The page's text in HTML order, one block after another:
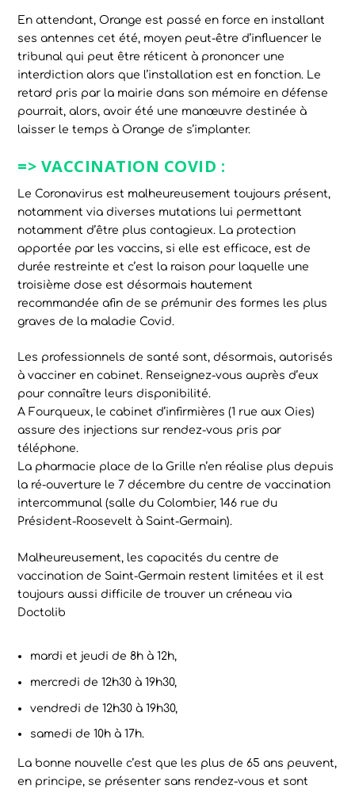
En attendant, Orange est passé en force en installant
ses antennes cet été, moyen peut-être d’influencer le
tribunal qui peut être réticent à prononcer une
interdiction alors que l’installation est en fonction. Le
retard pris par la mairie dans son mémoire en défense
pourrait, alors, avoir été une manœuvre destinée à
laisser le temps à Orange de s’implanter.
=> VACCINATION COVID :
Le Coronavirus est malheureusement toujours présent,
notamment via diverses mutations lui permettant
notamment d’être plus contagieux. La protection
apportée par les vaccins, si elle est efficace, est de
durée restreinte et c’est la raison pour laquelle une
troisième dose est désormais hautement
recommandée afin de se prémunir des formes les plus
graves de la maladie Covid.
Les professionnels de santé sont, désormais, autorisés
à vacciner en cabinet. Renseignez-vous auprès d’eux
pour connaître leurs disponibilité.
A Fourqueux, le cabinet d’infirmières (1 rue aux Oies)
assure des injections sur rendez-vous pris par
téléphone.
La pharmacie place de la Grille n’en réalise plus depuis
la ré-ouverture le 7 décembre du centre de vaccination
intercommunal (salle du Colombier, 146 rue du
Président-Roosevelt à Saint-Germain).
Malheureusement, les capacités du centre de
vaccination de Saint-Germain restent limitées et il est
toujours aussi difficile de trouver un créneau via
Doctolib
mardi et jeudi de 8h à 12h,
mercredi de 12h30 à 19h30,
vendredi de 12h30 à 19h30,
samedi de 10h à 17h.
La bonne nouvelle c’est que les plus de 65 ans peuvent,
en principe, se présenter sans rendez-vous et sont